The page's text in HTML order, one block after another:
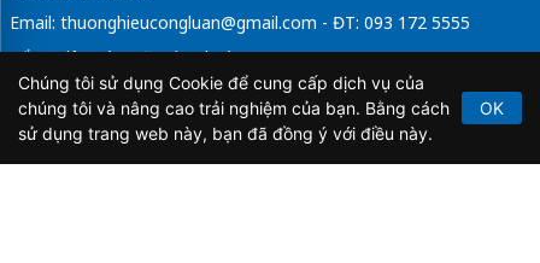
Email: thuonghieucongluan@gmail.com - ĐT: 093 172 5555
Tổng Biên Tập: Vũ Đức Thuận
Giấy phép hoạt động báo chí điện tử số 64/GP-BTTTT do Bộ
Thông tin và Truyền thông cấp ngày 21/2/2020.
Chúng tôi sử dụng Cookie để cung cấp dịch vụ của
chúng tôi và nâng cao trải nghiệm của bạn. Bằng cách
sử dụng trang web này, bạn đã đồng ý với điều này.
OK